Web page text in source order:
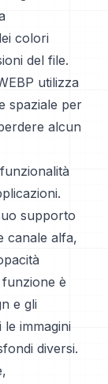
colori
del file.
utilizza
spaziale per
alcun
supporto
canale alfa,
è
e gli
immagini
diversi.